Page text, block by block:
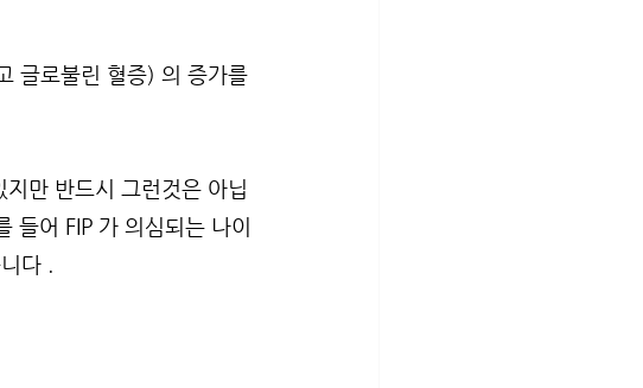
글로불린 혈증) 의 증가를
만 반드시 그런것은 아닙
들어 FIP 가 의심되는 나이
다 .